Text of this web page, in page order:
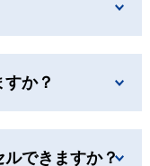
か？
ルできますか？